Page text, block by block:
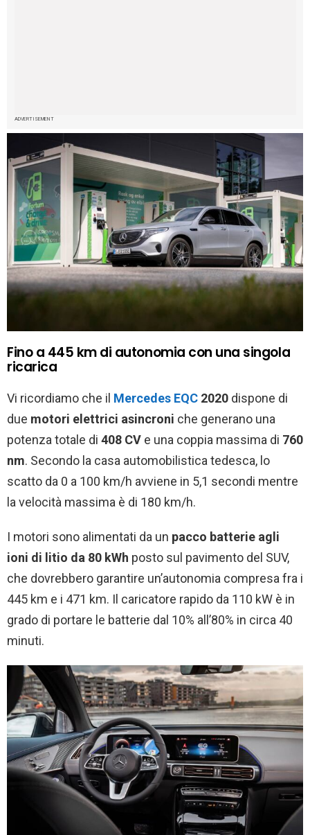
ADVERTISEMENT
Fino a 445 km di autonomia con una singola
ricarica
Vi ricordiamo che il Mercedes EQC 2020 dispone di
due motori elettrici asincroni che generano una
potenza totale di 408 CV e una coppia massima di 760
nm. Secondo la casa automobilistica tedesca, lo
scatto da 0 a 100 km/h avviene in 5,1 secondi mentre
la velocità massima è di 180 km/h.
I motori sono alimentati da un pacco batterie agli
ioni di litio da 80 kWh posto sul pavimento del SUV,
che dovrebbero garantire un’autonomia compresa fra i
445 km e i 471 km. Il caricatore rapido da 110 kW è in
grado di portare le batterie dal 10% all’80% in circa 40
minuti.